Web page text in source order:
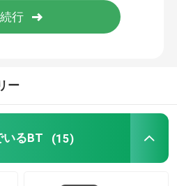
スマートな腕時計
ー
るBT (15)